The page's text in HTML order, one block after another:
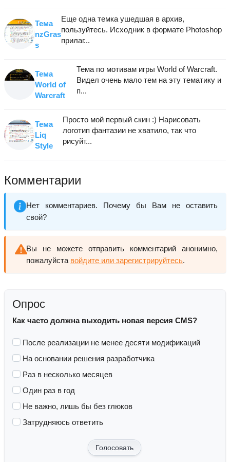
Тема
nzGras
s
Еще одна темка ушедшая в архив,
пользуйтесь. Исходник в формате Photoshop
прилаг...
Тема
World of
Warcraft
Тема по мотивам игры World of Warcraft.
Видел очень мало тем на эту тематику и
п...
Тема
Liq
Style
Просто мой первый скин :) Нарисовать
логотип фантазии не хватило, так что
рисуйт...
Комментарии
Нет комментариев. Почему бы Вам не оставить
свой?
Вы не можете отправить комментарий анонимно,
пожалуйста войдите или зарегистрируйтесь.
Опрос
Как часто должна выходить новая версия CMS?
После реализации не менее десяти модификаций
На основании решения разработчика
Раз в несколько месяцев
Один раз в год
Не важно, лишь бы без глюков
Затрудняюсь ответить
Голосовать